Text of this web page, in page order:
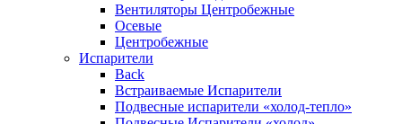
Вентиляторы Центробежные
Осевые
Центробежные
Испарители
Back
Встраиваемые Испарители
Подвесные испарители «холод-тепло»